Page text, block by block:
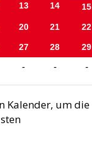
13 14 15
20 21 22
27 28 29
- - -
Kalender, um die